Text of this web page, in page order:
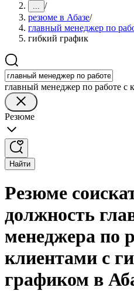
... /
резюме в Абазе/
главный менеджер по
гибкий график
главный менеджер по работе с
Резюме
Найти
Резюме
должность
менеджера по
клиентами с
графиком в